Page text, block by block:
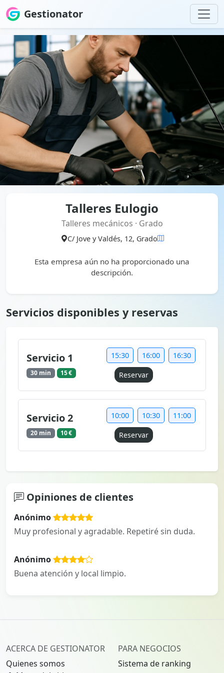
Gestionator
Talleres Eulogio
Talleres mecánicos · Grado
C/ Jove y Valdés, 12, Grado
Esta empresa aún no ha proporcionado una
descripción.
Servicios disponibles y reservas
Servicio 1
30 min 15 €
15:30 16:00 16:30
Reservar
Servicio 2
20 min 10 €
10:00 10:30 11:00
Reservar
Opiniones de clientes
Anónimo
Muy profesional y agradable. Repetiré sin duda.
Anónimo
Buena atención y local limpio.
ACERCA DE GESTIONATOR
Quienes somos
PARA NEGOCIOS
Sistema de ranking